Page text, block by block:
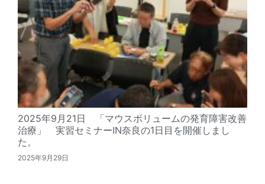
2025年9月21日 「マウスボリュームの発育障害改善
治療」 実習セミナーIN奈良の1日目を開催しまし
た。
2025年9月29日